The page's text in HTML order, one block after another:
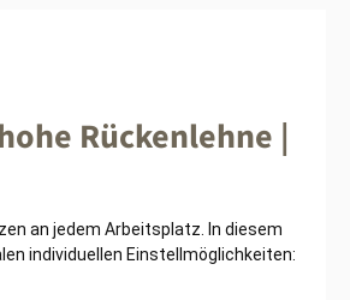
Rückenlehne |
an jedem Arbeitsplatz. In diesem
individuellen Einstellmöglichkeiten: